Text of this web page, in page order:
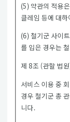
(5) 약관의 적용
클레임 등에 대
(6) 철기군 사이
를 입은 경우는
제 8조 (관할 법
서비스 이용 중
경우 철기군 총
니다.